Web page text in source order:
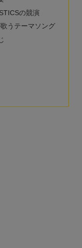
の競演
うテーマソング